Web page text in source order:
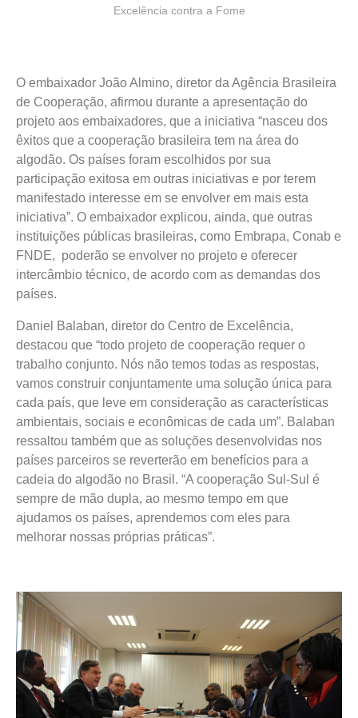
Excelência contra a Fome
O embaixador João Almino, diretor da Agência Brasileira
de Cooperação, afirmou durante a apresentação do
projeto aos embaixadores, que a iniciativa “nasceu dos
êxitos que a cooperação brasileira tem na área do
algodão. Os países foram escolhidos por sua
participação exitosa em outras iniciativas e por terem
manifestado interesse em se envolver em mais esta
iniciativa”. O embaixador explicou, ainda, que outras
instituições públicas brasileiras, como Embrapa, Conab e
FNDE, poderão se envolver no projeto e oferecer
intercâmbio técnico, de acordo com as demandas dos
países.
Daniel Balaban, diretor do Centro de Excelência,
destacou que “todo projeto de cooperação requer o
trabalho conjunto. Nós não temos todas as respostas,
vamos construir conjuntamente uma solução única para
cada país, que leve em consideração as características
ambientais, sociais e econômicas de cada um”. Balaban
ressaltou também que as soluções desenvolvidas nos
países parceiros se reverterão em benefícios para a
cadeia do algodão no Brasil. “A cooperação Sul-Sul é
sempre de mão dupla, ao mesmo tempo em que
ajudamos os países, aprendemos com eles para
melhorar nossas próprias práticas”.